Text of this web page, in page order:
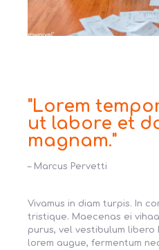
"Lorem
ut labore et
magnam."
– Marcus Pervetti
Vivamus in diam turpis. In
tristique. Maecenas ei
purus, vel vestibulum
lorem augue, fermentum